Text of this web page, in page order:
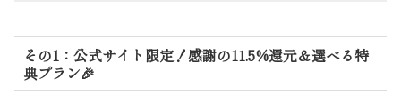
その1：公式サイト限定！感謝の11.5%還元＆選べる特
典プラン🎉